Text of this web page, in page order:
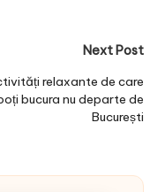
Next Post
relaxante de care
bucura nu departe de
București